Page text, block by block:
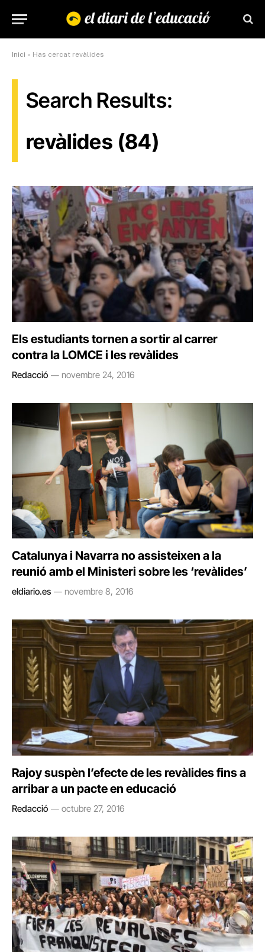
Inici » Has cercat revàlides
Search Results:
revàlides (84)
Els estudiants tornen a sortir al carrer
contra la LOMCE i les revàlides
Redacció novembre 24, 2016
Catalunya i Navarra no assisteixen a la
reunió amb el Ministeri sobre les ‘revàlides’
eldiario.es novembre 8, 2016
Rajoy suspèn l’efecte de les revàlides fins a
arribar a un pacte en educació
Redacció octubre 27, 2016